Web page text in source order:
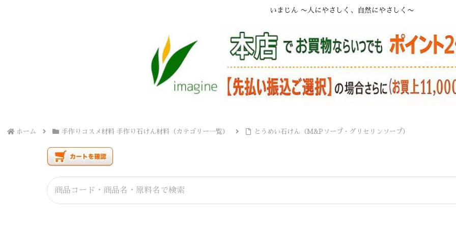
いまじん 〜人にやさしく、自然にやさしく〜
ホーム 手作りコスメ材料 手作り石けん材料（カテゴリー一覧） とうめい石けん（M&Pソープ・グリセリンソープ）